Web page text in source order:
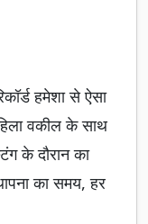
हमेशा से ऐसा
वकील के साथ
के दौरान का
का समय, हर